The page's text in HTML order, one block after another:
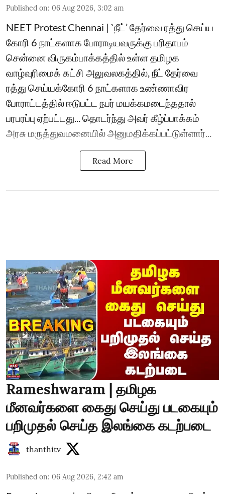
Published on: 06 Aug 2026, 3:02 am
NEET Protest Chennai | `நீட்’ தேர்வை ரத்து செய்ய
கோரி 6 நாட்களாக போராடியவருக்கு பரிதாபம்
சென்னை விருகம்பாக்கத்தில் உள்ள தமிழக
வாழ்வுரிமைக் கட்சி அலுவலகத்தில், நீட் தேர்வை
ரத்து செய்யக்கோரி 6 நாட்களாக உண்ணாவிர
போராட்டத்தில் ஈடுபட்ட நபர் மயக்கமடைந்த‌தால்
பரபரப்பு ஏற்பட்ட‌து... தொடர்ந்து அவர் கீழ்ப்பாக்கம்
அரசு மருத்துவமனையில் அனுமதிக்கப்பட்டுள்ளார்...
Read More
Rameshwaram | தமிழக
மீனவர்களை கைது செய்து படகையும்
பறிமுதல் செய்த இலங்கை கடற்படை
thanthitv
Published on: 06 Aug 2026, 2:42 am